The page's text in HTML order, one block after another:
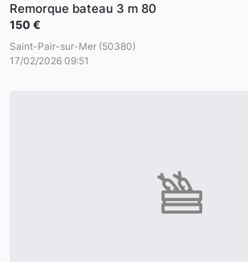
Remorque bateau 3 m 80
150 €
Saint-Pair-sur-Mer (50380)
17/02/2026 09:51